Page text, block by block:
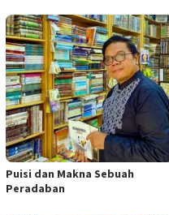
Puisi dan Makna Sebuah
Peradaban